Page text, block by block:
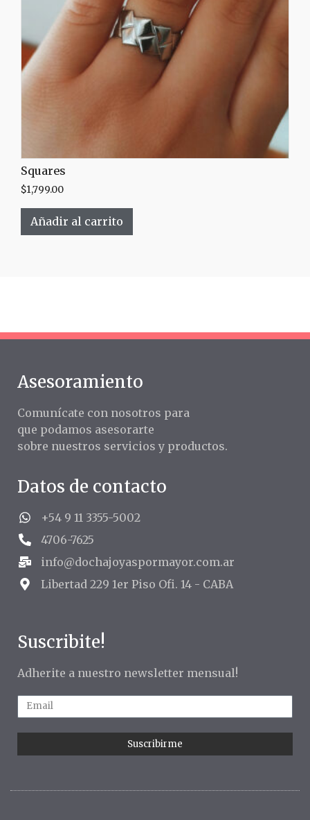
Squares
$1,799.00
Añadir al carrito
Asesoramiento
Comunícate con nosotros para
que podamos asesorarte
sobre nuestros servicios y productos.
Datos de contacto
+54 9 11 3355-5002
4706-7625
info@dochajoyaspormayor.com.ar
Libertad 229 1er Piso Ofi. 14 - CABA
Suscribite!
Adherite a nuestro newsletter mensual!
Suscribirme